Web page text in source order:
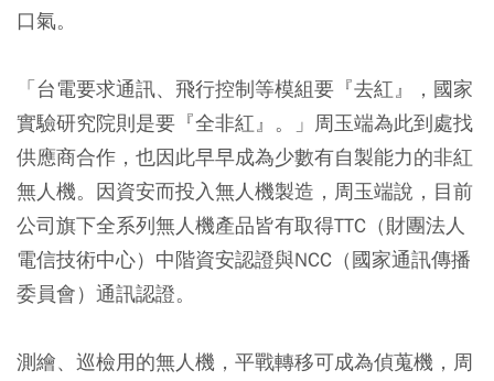
口氣。
「台電要求通訊、飛行控制等模組要『去紅』，國家
實驗研究院則是要『全非紅』。」周玉端為此到處找
供應商合作，也因此早早成為少數有自製能力的非紅
無人機。因資安而投入無人機製造，周玉端說，目前
公司旗下全系列無人機產品皆有取得TTC（財團法人
電信技術中心）中階資安認證與NCC（國家通訊傳播
委員會）通訊認證。
測繪、巡檢用的無人機，平戰轉移可成為偵蒐機，周